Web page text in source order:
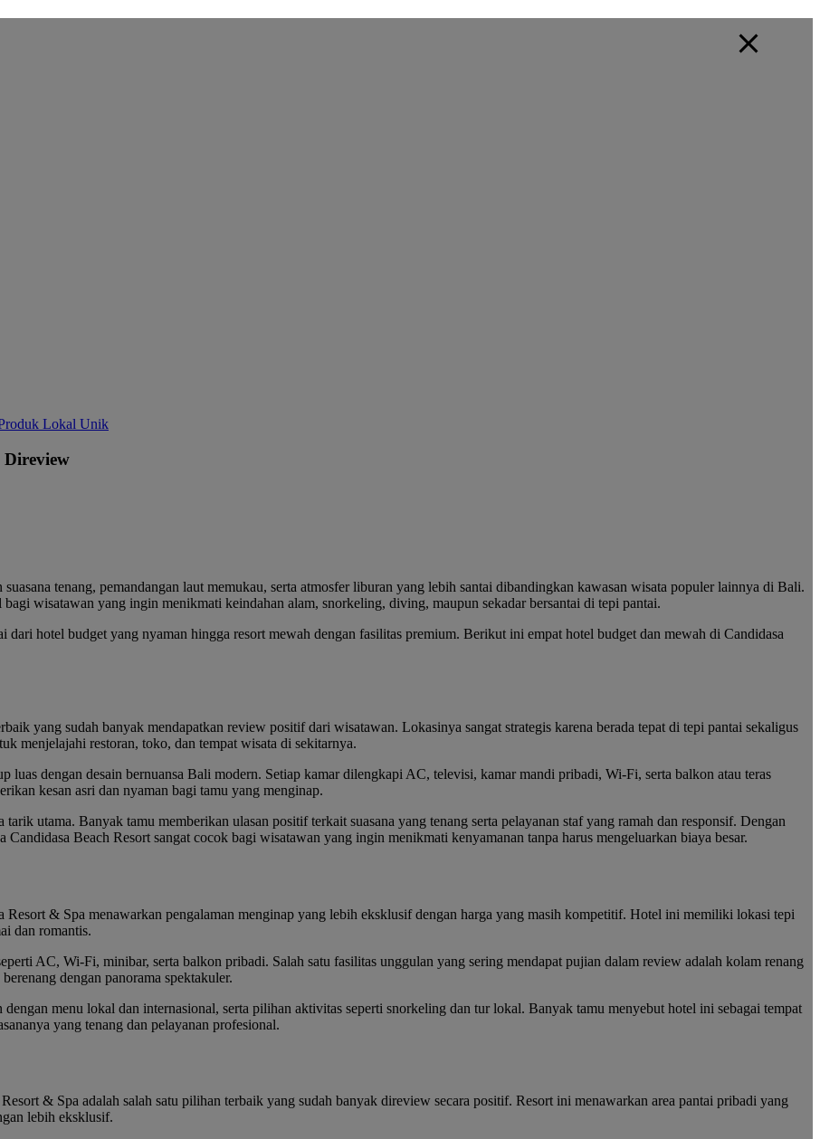
tenang, pemandangan laut memukau, serta atmosfer liburan yang lebih santai dibandingkan kawasan wisata populer lainnya di Bali.
wisatawan yang ingin menikmati keindahan alam, snorkeling, diving, maupun sekadar bersantai di tepi pantai.
hotel budget yang nyaman hingga resort mewah dengan fasilitas premium. Berikut ini empat hotel budget dan mewah di Candidasa
yang sudah banyak mendapatkan review positif dari wisatawan. Lokasinya sangat strategis karena berada tepat di tepi pantai sekaligus
menjelajahi restoran, toko, dan tempat wisata di sekitarnya.
luas dengan desain bernuansa Bali modern. Setiap kamar dilengkapi AC, televisi, kamar mandi pribadi, Wi-Fi, serta balkon atau teras
kesan asri dan nyaman bagi tamu yang menginap.
utama. Banyak tamu memberikan ulasan positif terkait suasana yang tenang serta pelayanan staf yang ramah dan responsif. Dengan
Beach Resort sangat cocok bagi wisatawan yang ingin menikmati kenyamanan tanpa harus mengeluarkan biaya besar.
& Spa menawarkan pengalaman menginap yang lebih eksklusif dengan harga yang masih kompetitif. Hotel ini memiliki lokasi tepi
dan romantis.
AC, Wi-Fi, minibar, serta balkon pribadi. Salah satu fasilitas unggulan yang sering mendapat pujian dalam review adalah kolam renang
dengan panorama spektakuler.
dengan menu lokal dan internasional, serta pilihan aktivitas seperti snorkeling dan tur lokal. Banyak tamu menyebut hotel ini sebagai tempat
yang tenang dan pelayanan profesional.
& Spa adalah salah satu pilihan terbaik yang sudah banyak direview secara positif. Resort ini menawarkan area pantai pribadi yang
lebih eksklusif.